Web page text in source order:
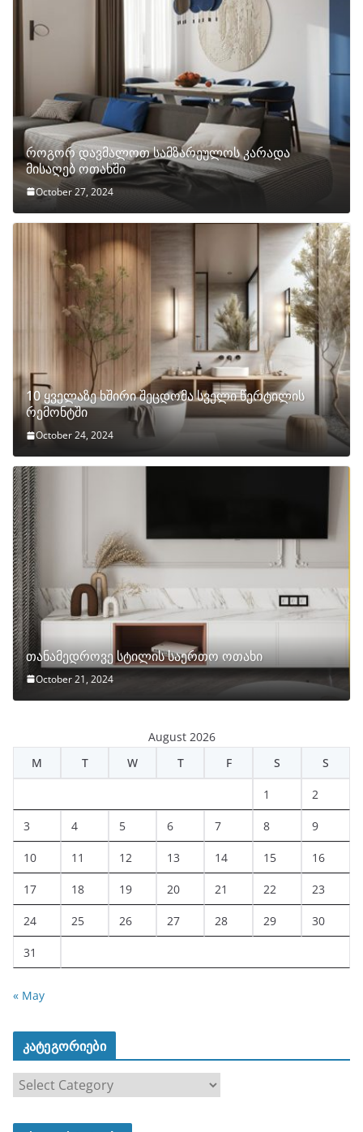
როგორ დავმალოთ სამზარეულოს კარადა
მისაღებ ოთახში
October 27, 2024
10 ყველაზე ხშირი შეცდომა სველი წერტილის
რემონტში
October 24, 2024
თანამედროვე სტილის საერთო ოთახი
October 21, 2024
August 2026
M
T W T F S S
1 2
3 4 5 6 7 8 9
10 11 12 13 14 15 16
17 18 19 20 21 22 23
24 25 26 27 28 29 30
31
« May
კატეგორიები
ა
ტ